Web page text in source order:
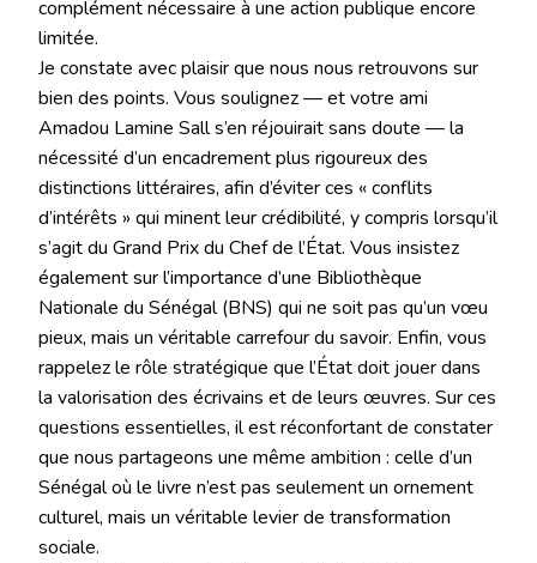
complément nécessaire à une action publique encore
limitée.
Je constate avec plaisir que nous nous retrouvons sur
bien des points. Vous soulignez — et votre ami
Amadou Lamine Sall s’en réjouirait sans doute — la
nécessité d’un encadrement plus rigoureux des
distinctions littéraires, afin d’éviter ces « conflits
d’intérêts » qui minent leur crédibilité, y compris lorsqu’il
s’agit du Grand Prix du Chef de l’État. Vous insistez
également sur l’importance d’une Bibliothèque
Nationale du Sénégal (BNS) qui ne soit pas qu’un vœu
pieux, mais un véritable carrefour du savoir. Enfin, vous
rappelez le rôle stratégique que l’État doit jouer dans
la valorisation des écrivains et de leurs œuvres. Sur ces
questions essentielles, il est réconfortant de constater
que nous partageons une même ambition : celle d’un
Sénégal où le livre n’est pas seulement un ornement
culturel, mais un véritable levier de transformation
sociale.